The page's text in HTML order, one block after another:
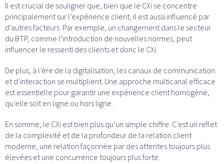
Il est crucial de souligner que, bien que le CXi se concentre
principalement sur l’expérience client, il est aussi influencé par
d’autres facteurs. Par exemple, un changement dans le secteur
du BTP, comme l’introduction de nouvelles normes, peut
influencer le ressenti des clients et donc le CXi.
De plus, à l’ère de la digitalisation, les canaux de communication
et d’interaction se multiplient. Une approche multicanal efficace
est essentielle pour garantir une expérience client homogène,
qu’elle soit en ligne ou hors ligne.
En somme, le CXi est bien plus qu’un simple chiffre. C’est un reflet
de la complexité et de la profondeur de la relation client
moderne, une relation façonnée par des attentes toujours plus
élevées et une concurrence toujours plus forte.